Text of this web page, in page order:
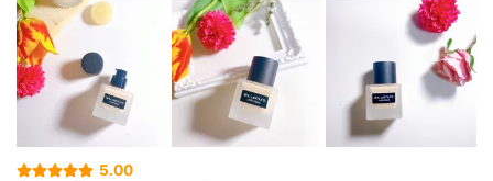
5.00